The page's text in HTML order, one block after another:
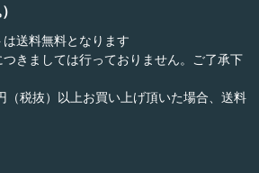
送料無料となります
きましては行っておりません。ご了承下
（税抜）以上お買い上げ頂いた場合、送料